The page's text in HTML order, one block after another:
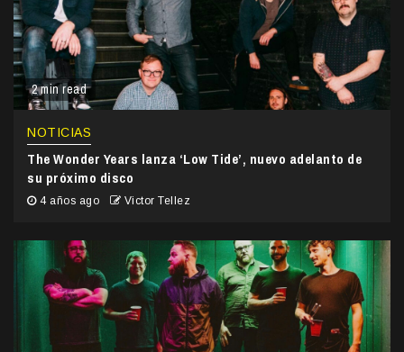
2 min read
NOTICIAS
The Wonder Years lanza ‘Low Tide’, nuevo adelanto de
su próximo disco
4 años ago Victor Tellez